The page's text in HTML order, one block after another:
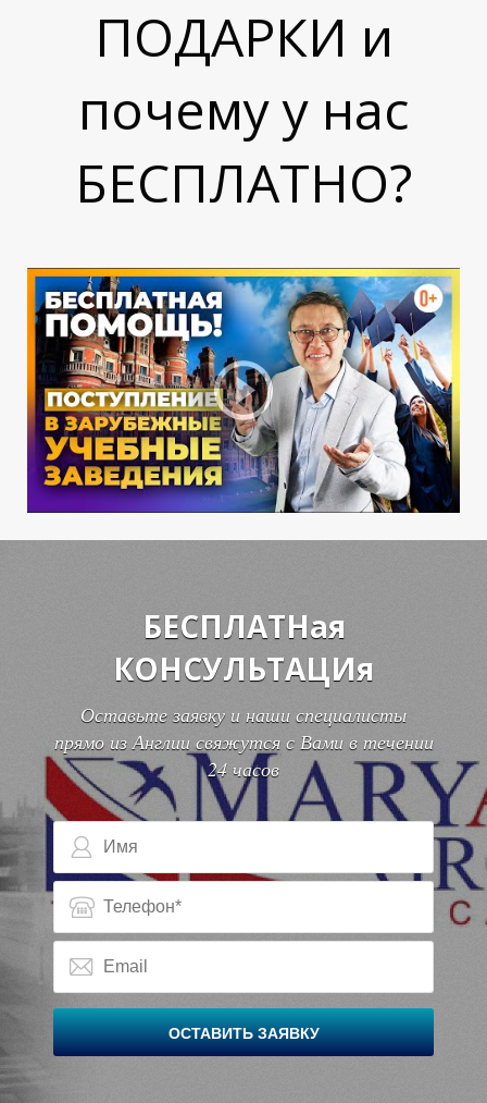
1
0
ПОДАРКИ и
почему у нас
БЕСПЛАТНО?
БЕСПЛАТНая
КОНСУЛЬТАЦИя
Оставьте заявку и наши специалисты
прямо из Англии свяжутся с Вами в течении
24 часов
ОСТАВИТЬ ЗАЯВКУ
1
0